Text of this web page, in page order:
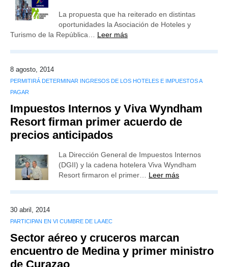
La propuesta que ha reiterado en distintas
oportunidades la Asociación de Hoteles y
Turismo de la República… Leer más
8 agosto, 2014
PERMITIRÁ DETERMINAR INGRESOS DE LOS HOTELES E IMPUESTOS A
PAGAR
Impuestos Internos y Viva Wyndham
Resort firman primer acuerdo de
precios anticipados
La Dirección General de Impuestos Internos
(DGII) y la cadena hotelera Viva Wyndham
Resort firmaron el primer… Leer más
30 abril, 2014
PARTICIPAN EN VI CUMBRE DE LA AEC
Sector aéreo y cruceros marcan
encuentro de Medina y primer ministro
de Curazao